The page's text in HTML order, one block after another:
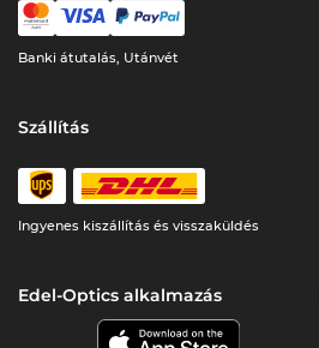
Banki átutalás, Utánvét
Szállítás
Ingyenes kiszállítás és visszaküldés
Edel-Optics alkalmazás